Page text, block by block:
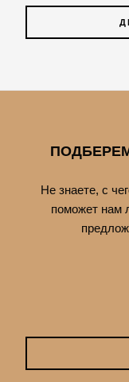
Не знаете, с
поможет нам